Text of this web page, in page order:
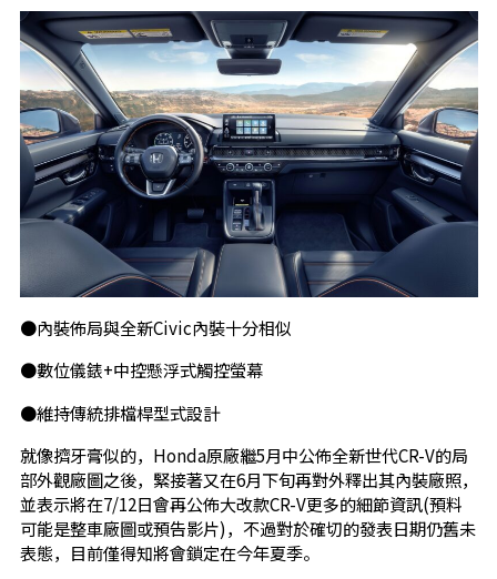
●內裝佈局與全新Civic內裝十分相似
●數位儀錶+中控懸浮式觸控螢幕
●維持傳統排檔桿型式設計
就像擠牙膏似的，Honda原廠繼5月中公佈全新世代CR-V的局
部外觀廠圖之後，緊接著又在6月下旬再對外釋出其內裝廠照，
並表示將在7/12日會再公佈大改款CR-V更多的細節資訊(預料
可能是整車廠圖或預告影片)，不過對於確切的發表日期仍舊未
表態，目前僅得知將會鎖定在今年夏季。